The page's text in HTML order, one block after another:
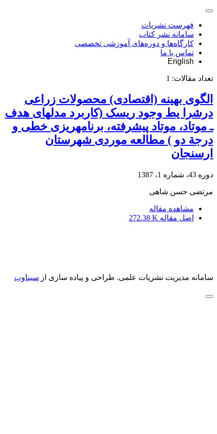
فهرست نشریات
سامانه نشر کتاب
کارگاه‌ها و دوره‌های آموزشی تخصصی
تماس با ما
English
تعداد مقالات: 1
الگوی بهینه (اقتصادی) محصولات زراعی
درشرا یط وجود ریسک (کاربرد مدل‎های هدف
ـ موتاد، موتاد پیشرفته، برنامه‎ریزی خطی و
درجة دو ) مطالعه موردی شهرستان
ارسنجان
دوره 43، شماره 1، 1387
مرتضی حسن شاهی
مشاهده مقاله
اصل مقاله 272.38 K
سامانه مدیریت نشریات علمی. طراحی و پیاده سازی از سیناوب